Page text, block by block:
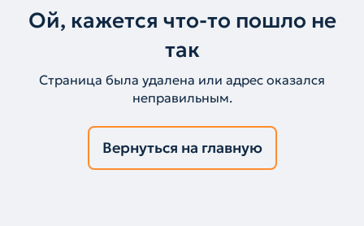
Ой, кажется что-то пошло не
так
Страница была удалена или адрес оказался
неправильным.
Вернуться на главную